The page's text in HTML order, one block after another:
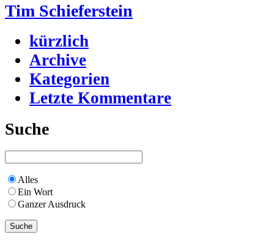
Tim Schieferstein
kürzlich
Archive
Kategorien
Letzte Kommentare
Suche
Alles
Ein Wort
Ganzer Ausdruck